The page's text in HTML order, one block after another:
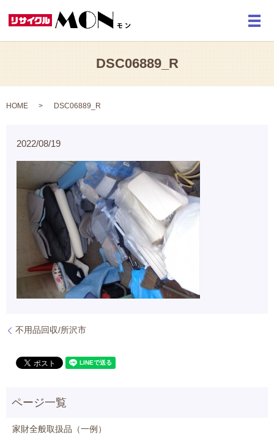
メ
DSC06889_R
HOME DSC06889_R
2022/08/19
不用品回収/所沢市
家財全般取扱品（一例）